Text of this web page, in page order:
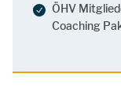
ÖHV
Coaching